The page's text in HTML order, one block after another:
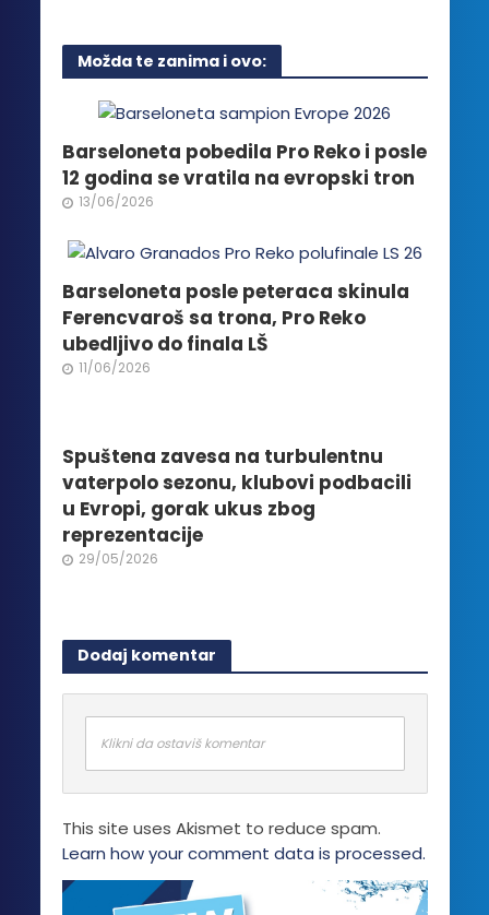
više
varijanti.
mogu
biti
izabrane
na
proizvoda.
Možda te zanima i ovo:
Barseloneta pobedila Pro Reko i posle
12 godina se vratila na evropski tron
13/06/2026
Barseloneta posle peteraca skinula
Ferencvaroš sa trona, Pro Reko
ubedljivo do finala LŠ
11/06/2026
Spuštena zavesa na turbulentnu
vaterpolo sezonu, klubovi podbacili
u Evropi, gorak ukus zbog
reprezentacije
29/05/2026
Dodaj komentar
Klikni da ostaviš komentar
This site uses Akismet to reduce spam.
Learn how your comment data is processed.